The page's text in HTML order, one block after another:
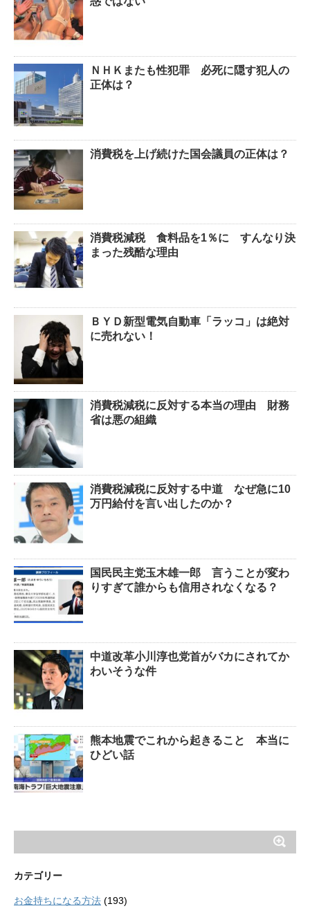
ＮＨＫまたも性犯罪 必死に隠す犯人の
正体は？
消費税を上げ続けた国会議員の正体は？
消費税減税 食料品を1％に すんなり決
まった残酷な理由
ＢＹＤ新型電気自動車「ラッコ」は絶対
に売れない！
消費税減税に反対する本当の理由 財務
省は悪の組織
消費税減税に反対する中道 なぜ急に10
万円給付を言い出したのか？
国民民主党玉木雄一郎 言うことが変わ
りすぎて誰からも信用されなくなる？
中道改革小川淳也党首がバカにされてか
わいそうな件
熊本地震でこれから起きること 本当に
ひどい話
カテゴリー
お金持ちになる方法 (193)